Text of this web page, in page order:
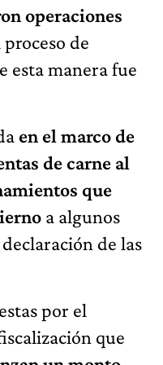
operaciones
de
esta manera fue
en el marco de
de carne al
que
a algunos
de las
por el
que